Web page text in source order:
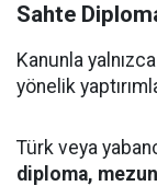
Sahte
Kanunla
yönelik
Türk veya
diploma,